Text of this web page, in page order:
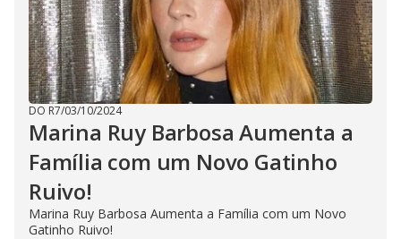
DO R7/03/10/2024
Marina Ruy Barbosa Aumenta a
Família com um Novo Gatinho
Ruivo!
Marina Ruy Barbosa Aumenta a Família com um Novo
Gatinho Ruivo!